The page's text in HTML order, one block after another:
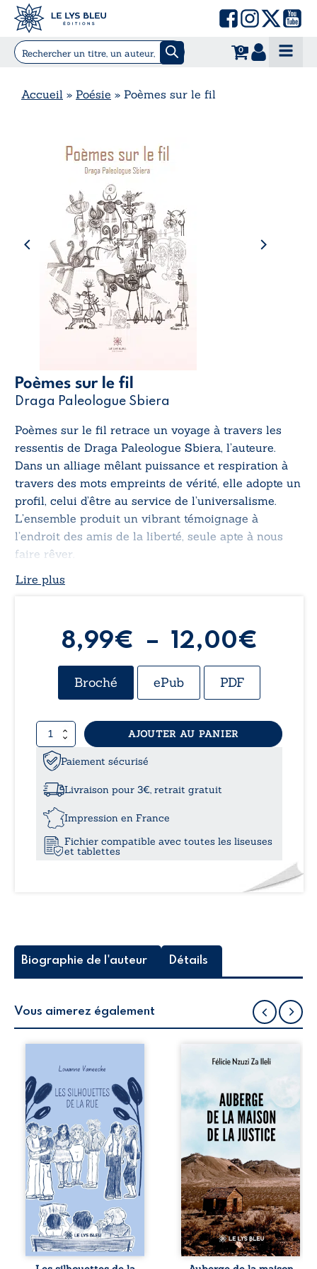
0
Accueil » Poésie » Poèmes sur le fil
Poèmes sur le fil
Draga Paleologue Sbiera
Poèmes sur le fil retrace un voyage à travers les
ressentis de Draga Paleologue Sbiera, l’auteure.
Dans un alliage mêlant puissance et respiration à
travers des mots empreints de vérité, elle adopte un
profil, celui d’être au service de l’universalisme.
L’ensemble produit un vibrant témoignage à
l’endroit des amis de la liberté, seule apte à nous
faire rêver.
Lire plus
8,99€ – 12,00€
de
Broché ePub PDF
quantité
de
Poèmes
AJOUTER AU PANIER
Paiement sécurisé
Livraison pour 3€, retrait gratuit
Impression en France
Fichier compatible avec toutes les liseuses
et tablettes
Biographie de l'auteur Détails
Vous aimerez également
la rue donne la
parole à six
personnages
ordinaires,
traversés par des
pensées, des
émotions et des
silences qui
pourraient
appartenir à
chacun de nous. À
travers leurs
parcours, ce
roman invite à
porter un regard
différent sur
celles et ceux qui
Auberge de la
récit-témoignage
consacré au
parcours
exemplaire de
Mbala Zi Nkuaku
Lema Félix.
Magistrat intègre,
fervent défenseur
des droits
humains et de
l’indépendance
judiciaire, il voit sa
carrière de trente-
quatre ans
brutalement